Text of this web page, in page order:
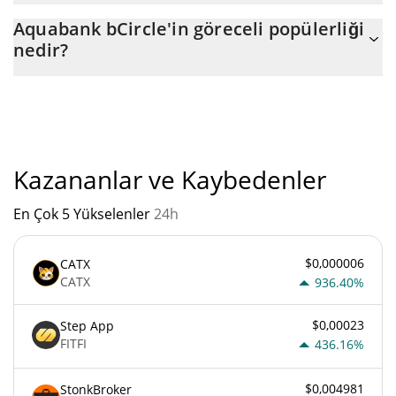
miktarıyla birlikte $ 0.
Aquabank bCircle'in göreceli popülerliği
nedir?
Kazananlar ve Kaybedenler
En Çok 5 Yükselenler24h
CATX
CATX
$0,000006
936.40%
Step App
FITFI
$0,00023
436.16%
StonkBroker $0,004981